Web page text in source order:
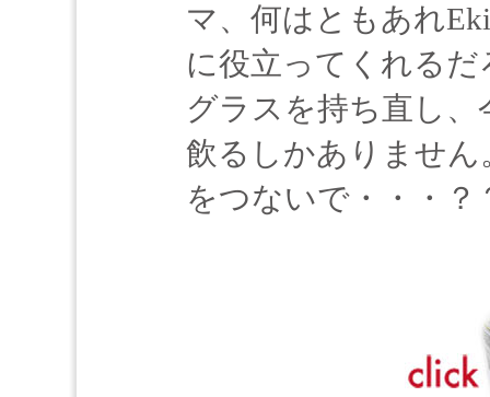
マ、何はともあれ
に役立ってくれる
グラスを持ち直し、
飲るしかありませ
をつないで・・・？